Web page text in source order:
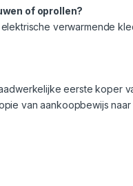
of oprollen?
verwarmende
eerste koper
van aankoopbewijs